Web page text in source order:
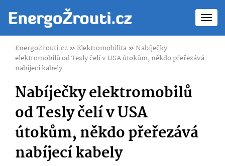
EnergoZrouti.cz»Elektromobilita»Nabíječky
elektromobilů od Tesly čelí v USA útokům, někdo přeřezává
nabíjecí kabely
Nabíječky elektromobilů
od Tesly čelí v USA
útokům, někdo přeřezává
nabíjecí kabely